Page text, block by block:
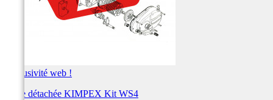
Exclusivité web !
Pièce détachée KIMPEX Kit WS4